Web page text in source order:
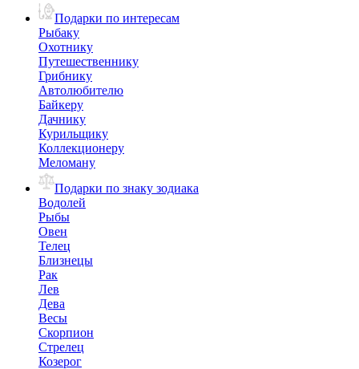
Подарки по интересам
Рыбаку
Охотнику
Путешественнику
Грибнику
Автолюбителю
Байкеру
Дачнику
Курильщику
Коллекционеру
Меломану
Подарки по знаку зодиака
Водолей
Рыбы
Овен
Телец
Близнецы
Рак
Лев
Дева
Весы
Скорпион
Стрелец
Козерог